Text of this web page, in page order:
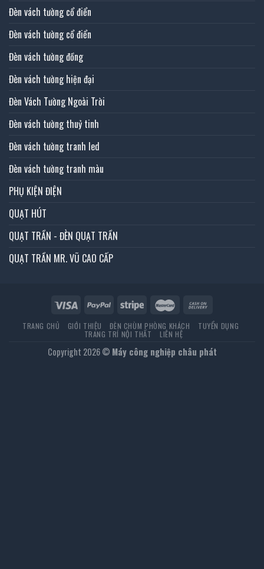
Đèn vách tường cổ điển
Đèn vách tường cổ điển
Đèn vách tường đồng
Đèn vách tường hiện đại
Đèn Vách Tường Ngoài Trời
Đèn vách tường thuỷ tinh
Đèn vách tường tranh led
Đèn vách tường tranh màu
PHỤ KIỆN ĐIỆN
QUẠT HÚT
QUẠT TRẦN - ĐÈN QUẠT TRẦN
QUẠT TRẦN MR. VŨ CAO CẤP
TRANG CHỦ GIỚI THIỆU ĐÈN CHÙM PHÒNG KHÁCH TUYỂN DỤNG
TRANG TRÍ NỘI THẤT LIÊN HỆ
Copyright 2026 © Máy công nghiệp châu phát